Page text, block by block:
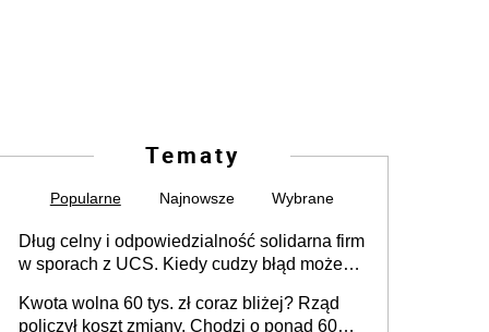
Tematy
Popularne Najnowsze Wybrane
Dług celny i odpowiedzialność solidarna firm
w sporach z UCS. Kiedy cudzy błąd może
Kwota wolna 60 tys. zł coraz bliżej? Rząd
policzył koszt zmiany. Chodzi o ponad 60